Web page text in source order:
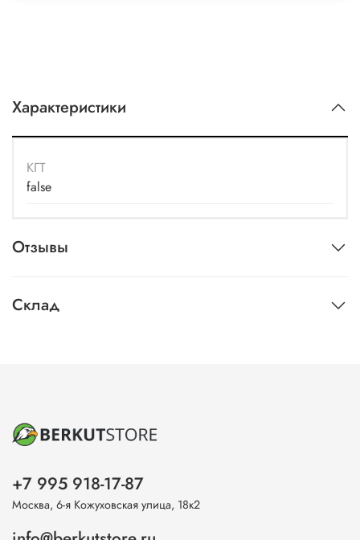
Характеристики
КГТ
false
Отзывы
Склад
+7 995 918-17-87
Москва, 6-я Кожуховская улица, 18к2